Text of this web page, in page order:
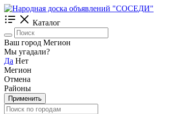
Каталог
Ваш город Мегион
Мы угадали?
Да Нет
Мегион
Отмена
Районы
Применить